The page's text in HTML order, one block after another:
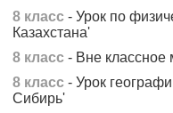
8 класс - Урок по
Казахстана'
8 класс - Вне классное
8 класс - Урок
Сибирь'